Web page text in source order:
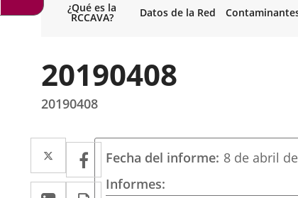
¿Qué es la
RCCAVA? Datos de la Red
20190408
20190408
Twitter
Enlace
a
Facebook
Enlace
a
Fecha del informe 8 de abril
Informes